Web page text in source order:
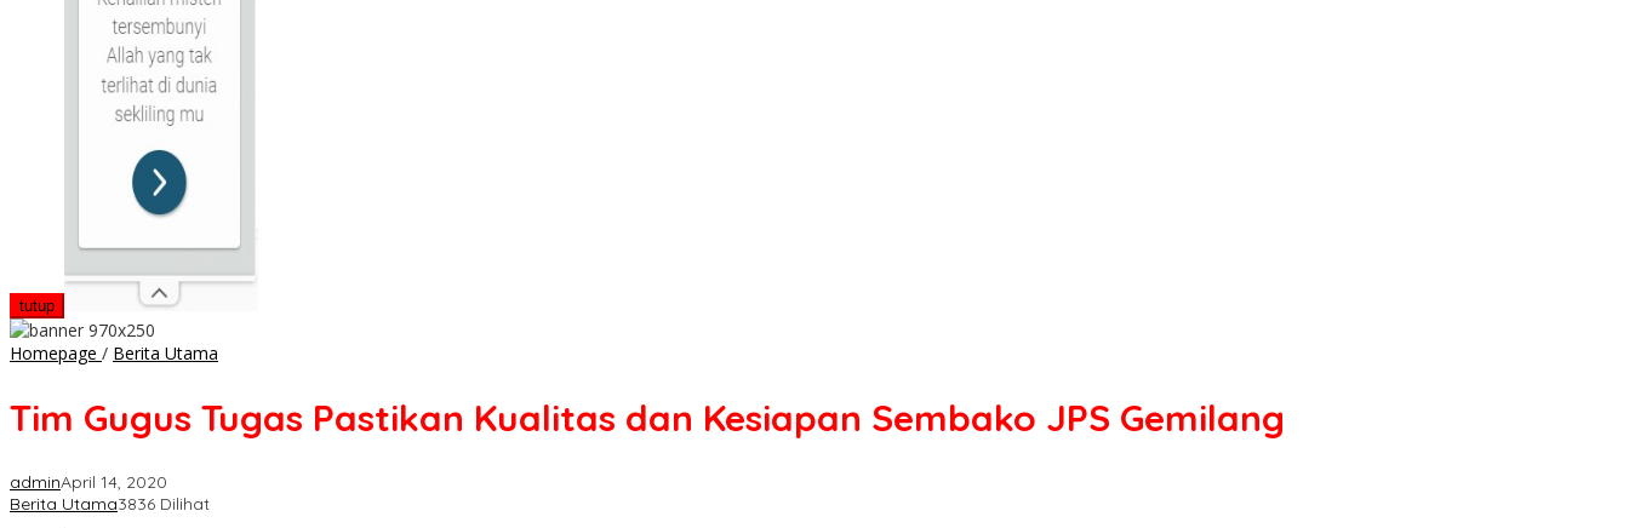
tutup
Homepage / Berita Utama
Pastikan
Kualitas
Tim Gugus Tugas Pastikan Kualitas dan Kesiapan Sembako JPS Gemilang
adminApril 14, 2020
Berita Utama3836 Dilihat